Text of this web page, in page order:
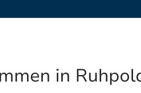
in